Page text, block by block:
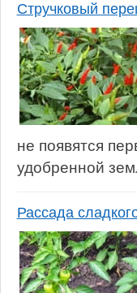
Стручковый
не появятся
удобренной
Рассада